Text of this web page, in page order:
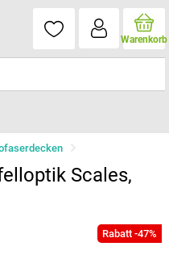
Warenkorb
Scales,
Rabatt -47%